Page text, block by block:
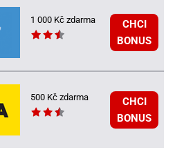
1 000 Kč zdarma
CHCI
BONUS
500 Kč zdarma
CHCI
BONUS